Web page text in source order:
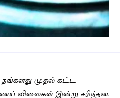
தங்களது முதல் கட்ட
விலைகள் இன்று சரிந்தன.